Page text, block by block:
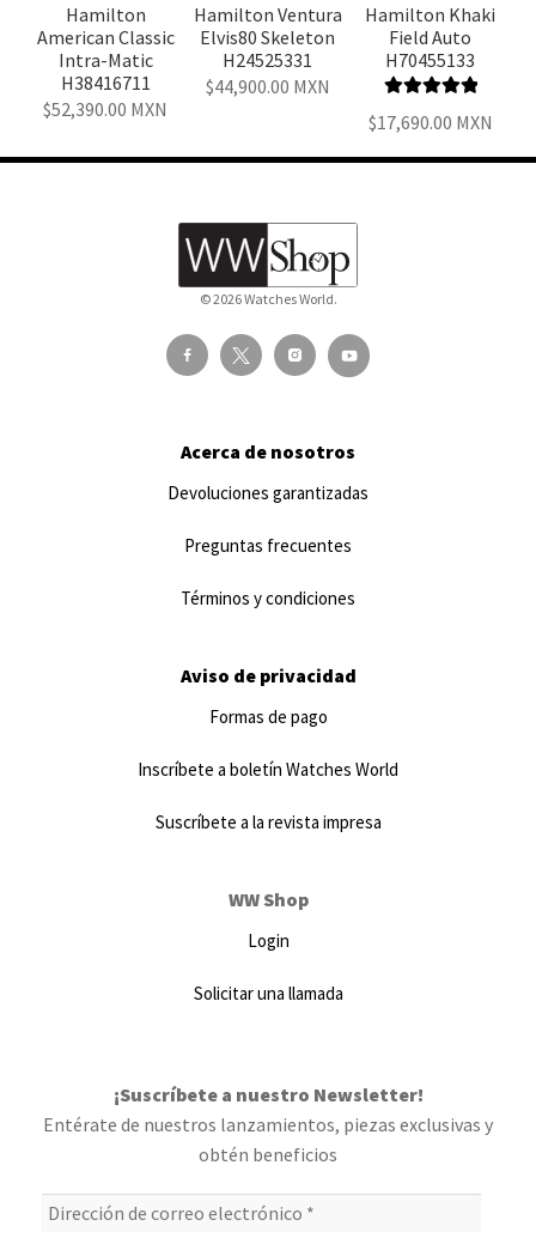
Hamilton
American Classic
Intra-Matic
H38416711
52,390.00 MXN
Hamilton Ventura
Elvis80 Skeleton
H24525331
44,900.00 MXN
Hamilton Khaki
Field Auto
H70455133
5.00
17,690.00 MXN
© 2026 Watches World.
Acerca de nosotros
Devoluciones garantizadas
Preguntas frecuentes
Términos y condiciones
Aviso de privacidad
Formas de pago
Inscríbete a boletín Watches World
Suscríbete a la revista impresa
WW Shop
Login
Solicitar una llamada
¡Suscríbete a nuestro Newsletter!
Entérate de nuestros lanzamientos, piezas exclusivas y
obtén beneficios